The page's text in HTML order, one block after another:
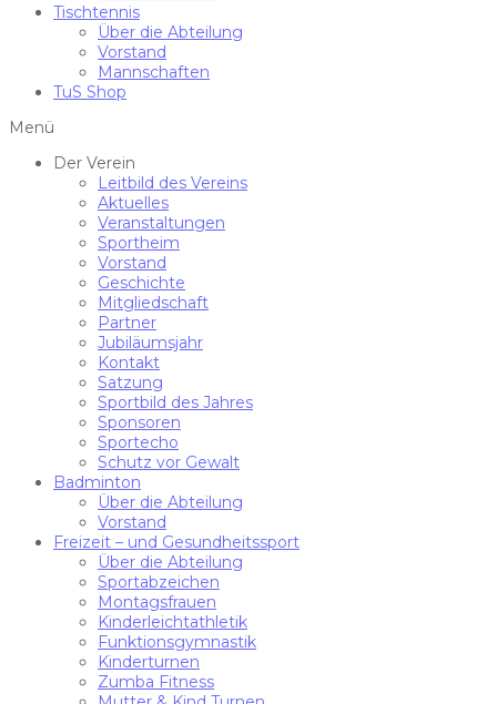
Tischtennis
Über die Abteilung
Vorstand
Mannschaften
TuS Shop
Menü
Der Verein
Leitbild des Vereins
Aktuelles
Veranstaltungen
Sportheim
Vorstand
Geschichte
Mitgliedschaft
Partner
Jubiläumsjahr
Kontakt
Satzung
Sportbild des Jahres
Sponsoren
Sportecho
Schutz vor Gewalt
Badminton
Über die Abteilung
Vorstand
Freizeit – und Gesundheitssport
Über die Abteilung
Sportabzeichen
Montagsfrauen
Kinderleichtathletik
Funktionsgymnastik
Kinderturnen
Zumba Fitness